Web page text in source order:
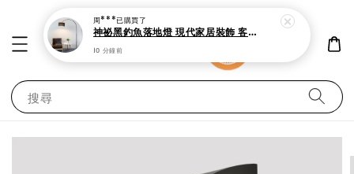
搜尋
周***已購買了
神祕黑釣魚落地燈 現代家居裝飾 客廳 書房與臥室立燈
10 分鐘前